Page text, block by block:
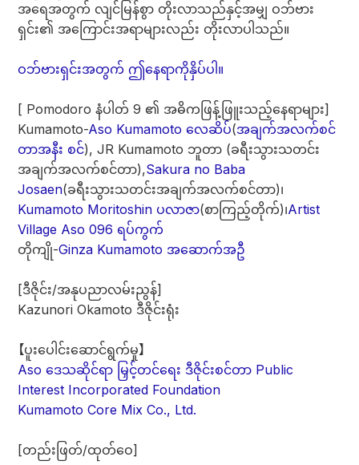
အရေအတွက် လျင်မြန်စွာ တိုးလာသည်နှင့်အမျှ ဝဘ်ဗား
ရှင်း၏ အကြောင်းအရာများလည်း တိုးလာပါသည်။
ဝဘ်ဗားရှင်းအတွက် ဤနေရာကိုနှိပ်ပါ။
[ Pomodoro နံပါတ် 9 ၏ အဓိကဖြန့်ဖြူးသည့်နေရာများ]
Kumamoto-Aso Kumamoto လေဆိပ်(အချက်အလက်စင်
တာအနီး စင်), JR Kumamoto ဘူတာ (ခရီးသွားသတင်း
အချက်အလက်စင်တာ),Sakura no Baba
Josaen(ခရီးသွားသတင်းအချက်အလက်စင်တာ)၊
Kumamoto Moritoshin ပလာဇာ(စာကြည့်တိုက်)၊Artist
Village Aso 096 ရပ်ကွက်
တိုကျို-Ginza Kumamoto အဆောက်အဦ
[ဒီဇိုင်း/အနုပညာလမ်းညွန်]
Kazunori Okamoto ဒီဇိုင်းရုံး
【ပူးပေါင်းဆောင်ရွက်မှု】
Aso ဒေသဆိုင်ရာ မြှင့်တင်ရေး ဒီဇိုင်းစင်တာ Public
Interest Incorporated Foundation
Kumamoto Core Mix Co., Ltd.
[တည်းဖြတ်/ထုတ်ဝေ]